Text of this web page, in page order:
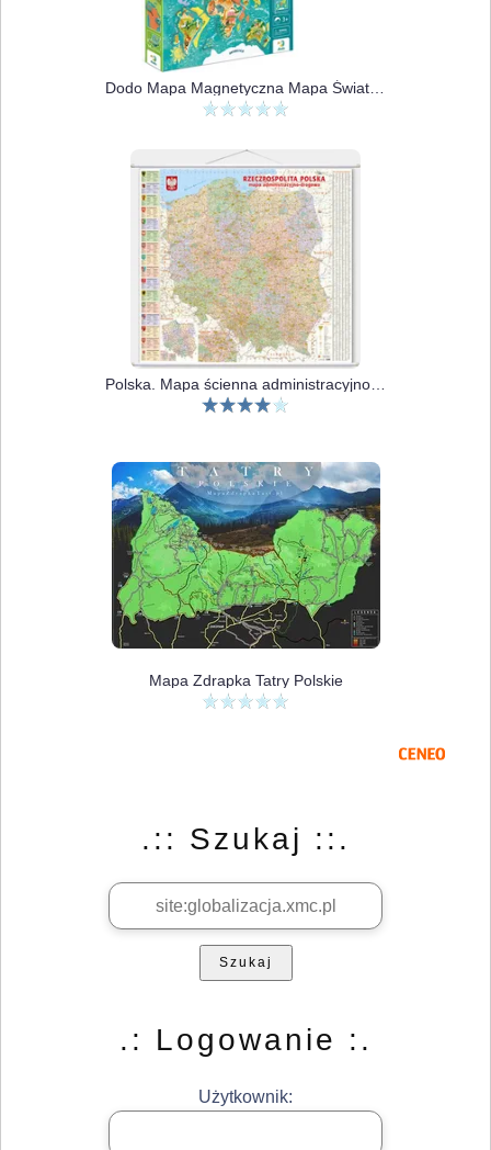
Dodo Mapa Magnetyczna Mapa Świata Zwierząt
Polska. Mapa ścienna administracyjno-drogowa 1:700 000
Mapa Zdrapka Tatry Polskie
.:: Szukaj ::.
Szukaj
.: Logowanie :.
Użytkownik: